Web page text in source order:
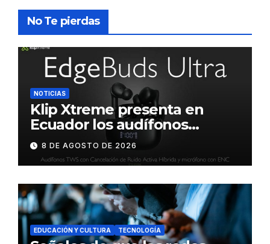
No Te pierdas
NOTICIAS
Klip Xtreme presenta en
Ecuador los audífonos
DynaBuds con sonido
inteligente y control táctil
8 DE AGOSTO DE 2026
EDUCACIÓN Y CULTURA TECNOLOGÍA